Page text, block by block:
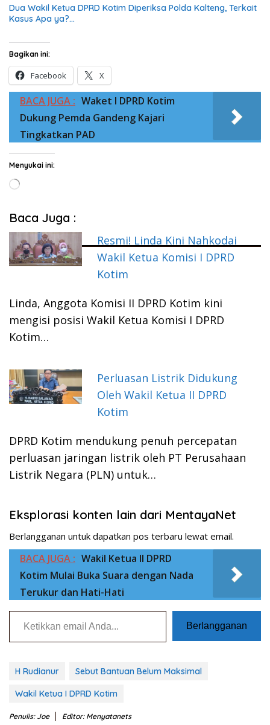
Dua Wakil Ketua DPRD Kotim Diperiksa Polda Kalteng, Terkait
Kasus Apa ya?…
Bagikan ini:
Facebook X
BACA JUGA : Waket I DPRD Kotim
Dukung Pemda Gandeng Kajari
Tingkatkan PAD
Menyukai ini:
Memuat...
Baca Juga :
Resmi! Linda Kini Nahkodai
Wakil Ketua Komisi I DPRD
Kotim
Linda, Anggota Komisi II DPRD Kotim kini
mengisi posisi Wakil Ketua Komisi I DPRD
Kotim…
Perluasan Listrik Didukung
Oleh Wakil Ketua II DPRD
Kotim
DPRD Kotim mendukung penuh percepatan
perluasan jaringan listrik oleh PT Perusahaan
Listrik Negara (PLN) untuk…
Eksplorasi konten lain dari MentayaNet
Berlangganan untuk dapatkan pos terbaru lewat email.
BACA JUGA : Wakil Ketua II DPRD
Kotim Mulai Buka Suara dengan Nada
Terukur dan Hati-Hati
Ketikkan email Anda...
Berlangganan
H Rudianur Sebut Bantuan Belum Maksimal
Wakil Ketua I DPRD Kotim
Penulis: Joe Editor: Menyatanets